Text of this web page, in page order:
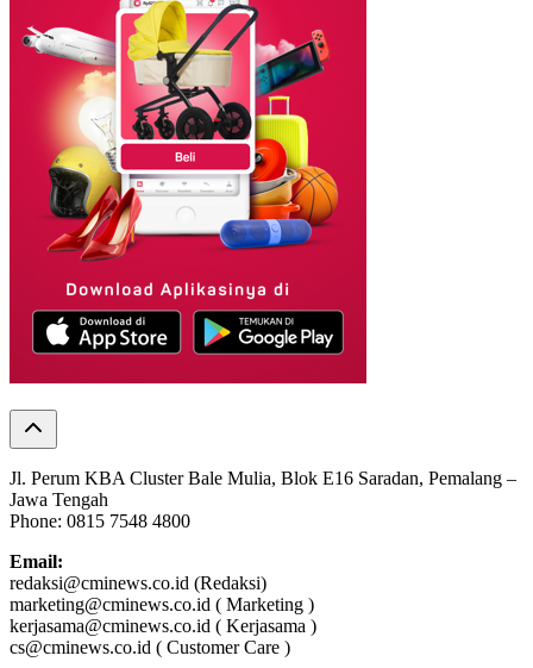
Jl. Perum KBA Cluster Bale Mulia, Blok E16 Saradan, Pemalang –
Jawa Tengah
Phone: 0815 7548 4800
Email:
redaksi@cminews.co.id (Redaksi)
marketing@cminews.co.id ( Marketing )
kerjasama@cminews.co.id ( Kerjasama )
cs@cminews.co.id ( Customer Care )